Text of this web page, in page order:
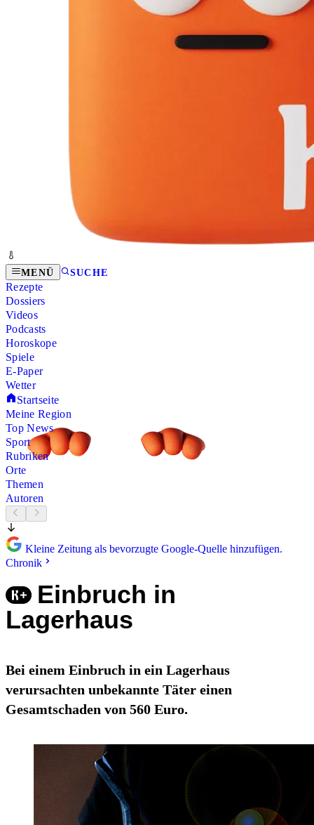
MENÜ SUCHE
Rezepte
Dossiers
Videos
Podcasts
Horoskope
Spiele
E-Paper
Wetter
Startseite
Meine Region
Top News
Sport
Rubriken
Orte
Themen
Autoren
Kleine Zeitung als bevorzugte Google-Quelle hinzufügen.
Chronik
Einbruch in
Lagerhaus
Bei einem Einbruch in ein Lagerhaus
verursachten unbekannte Täter einen
Gesamtschaden von 560 Euro.